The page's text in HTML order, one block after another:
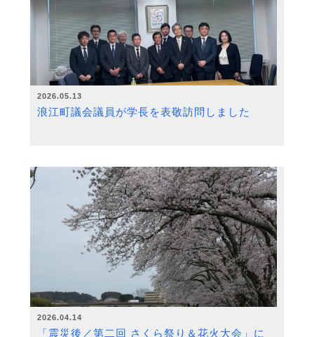
2026.05.13
浪江町議会議員が学長を表敬訪問しました
2026.04.14
「震災後／第二回 さくら祭り＆花火大会」に